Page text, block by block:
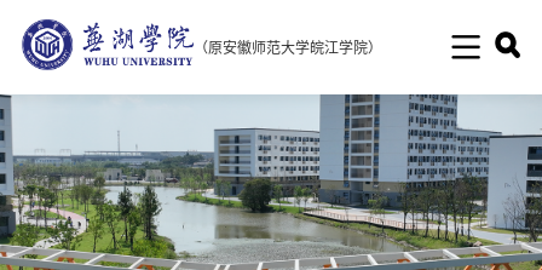
（原安徽师范大学皖江学院）